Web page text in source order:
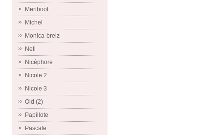
Meriboot
Michel
Monica-breiz
Nell
Nicéphore
Nicole 2
Nicole 3
Old (2)
Papillote
Pascale